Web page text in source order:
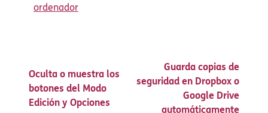
ordenador
Oculta o muestra los
botones del Modo
Edición y Opciones
Guarda copias de
seguridad en Dropbox o
Google Drive
automáticamente